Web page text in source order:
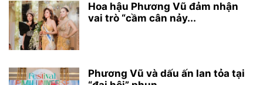
Hoa hậu Phương Vũ đảm nhận
vai trò “cầm cân nảy...
Phương Vũ và dấu ấn lan tỏa tại